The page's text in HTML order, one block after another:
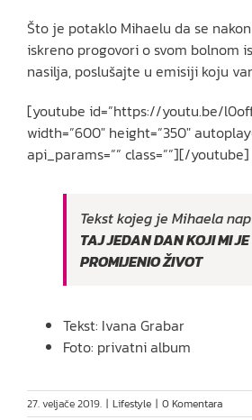
Što je potaklo Mihaelu da se
iskreno progovori o svom bolnom
nasilja, poslušajte u emisiji koju
[youtube id=”https://youtu.be/
width=”600″ height=”350″
api_params=”” class=””][/youtube]
Tekst kojeg je Mihaela
TAJ JEDAN DAN KOJI MI JE
PROMIJENIO ŽIVOT
Tekst: Ivana Grabar
Foto: privatni album
27. veljače 2019. | Lifestyle | 0 Komentara